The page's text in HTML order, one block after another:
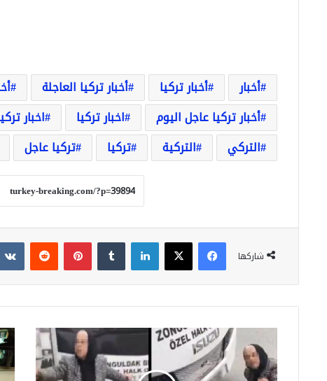
أخبار أخبار تركيا أخبار تركيا العاجلة
أخبار تركيا عاجل اليوم
اخبار تركيا اخبار
التركي
التركية تركيا تركيا عاجل
شاركها
فيسبوك‫X لينكدإن بينتيريست
اعتقال
..